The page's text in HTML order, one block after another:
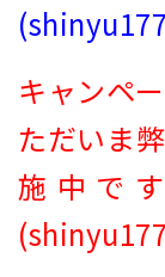
キャンペ
ただいま
施中で